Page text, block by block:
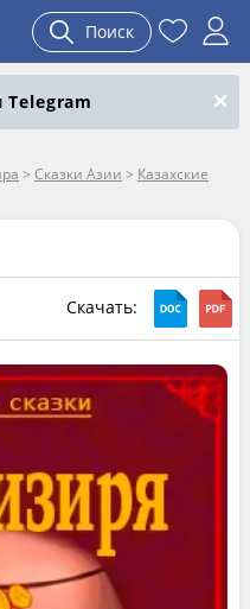
Поиск
Telegram
> Сказки Азии > Казахские
Скачать: